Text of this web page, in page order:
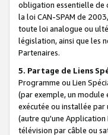
obligation essentielle de
la loi CAN-SPAM de
toute loi analogue ou
législation, ainsi que les
Partenaires.
5. Partage de Liens
Programme ou Lien
(par exemple, un
exécutée ou installée
(autre qu'une
télévision par câble ou